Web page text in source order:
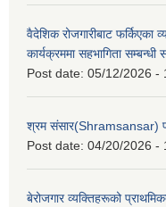
वैदेशिक रोजगारीबाट फर्किएका
कार्यक्रममा सहभागिता सम्बन्धी
Post date: 05/12/2026 -
श्रम संसार(Shramsansar)
Post date: 04/20/2026 -
बेरोजगार व्यक्तिहरूको